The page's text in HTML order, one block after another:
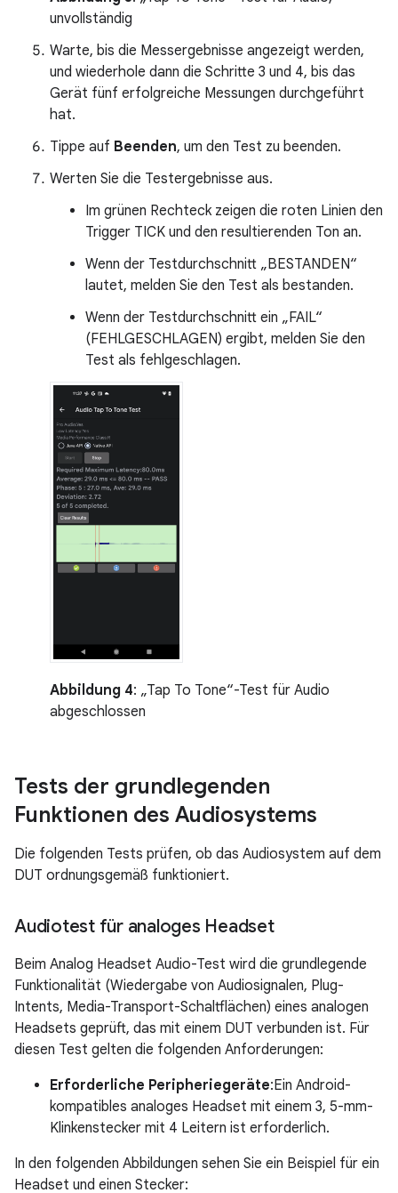
unvollständig
Warte, bis die Messergebnisse angezeigt werden,
und wiederhole dann die Schritte 3 und 4, bis das
Gerät fünf erfolgreiche Messungen durchgeführt
hat.
Tippe auf Beenden, um den Test zu beenden.
Werten Sie die Testergebnisse aus.
Im grünen Rechteck zeigen die roten Linien den
Trigger TICK und den resultierenden Ton an.
Wenn der Testdurchschnitt „BESTANDEN“
lautet, melden Sie den Test als bestanden.
Wenn der Testdurchschnitt ein „FAIL“
(FEHLGESCHLAGEN) ergibt, melden Sie den
Test als fehlgeschlagen.
Abbildung 4: „Tap To Tone“-Test für Audio
abgeschlossen
Tests der grundlegenden
Funktionen des Audiosystems
Die folgenden Tests prüfen, ob das Audiosystem auf dem
DUT ordnungsgemäß funktioniert.
Audiotest für analoges Headset
Beim Analog Headset Audio-Test wird die grundlegende
Funktionalität (Wiedergabe von Audiosignalen, Plug-
Intents, Media-Transport-Schaltflächen) eines analogen
Headsets geprüft, das mit einem DUT verbunden ist. Für
diesen Test gelten die folgenden Anforderungen:
Erforderliche Peripheriegeräte:Ein Android-
kompatibles analoges Headset mit einem 3, 5-mm-
Klinkenstecker mit 4 Leitern ist erforderlich.
In den folgenden Abbildungen sehen Sie ein Beispiel für ein
Headset und einen Stecker: